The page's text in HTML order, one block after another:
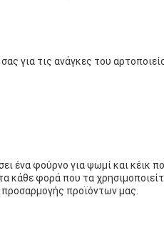
για τις ανάγκες του
ένα φούρνο για ψωμί και κέικ
κάθε φορά που τα
προσαρμογής προϊόντων μας.